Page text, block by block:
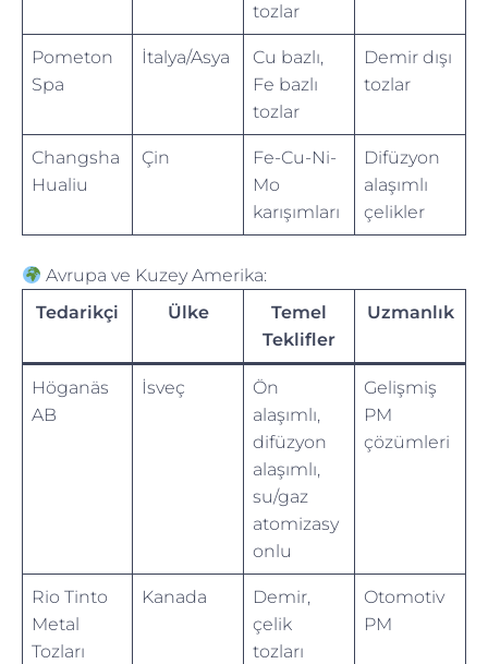
tozlar
Pometon
Spa
İtalya/Asya
Cu bazlı,
Fe bazlı
tozlar
Demir dışı
tozlar
Changsha
Hualiu
Çin
Fe-Cu-Ni-
Mo
karışımları
Difüzyon
alaşımlı
çelikler
Avrupa ve Kuzey Amerika:
Tedarikçi
Ülke
Temel
Teklifler
Uzmanlık
Höganäs
AB
İsveç
Ön
alaşımlı,
difüzyon
alaşımlı,
su/gaz
atomizasy
onlu
Gelişmiş
PM
çözümleri
Rio Tinto
Metal
Tozları
Kanada
Demir,
çelik
tozları
Otomotiv
PM